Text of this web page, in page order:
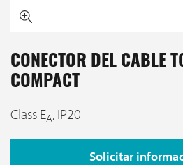
CONECTOR DEL CABLE
COMPACT
Class EA, IP20
Solicitar